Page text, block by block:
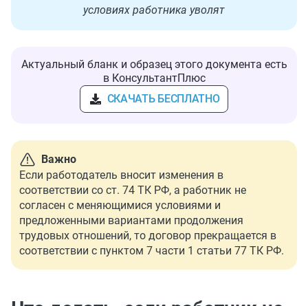
условиях работника уволят
Актуальный бланк и образец этого документа есть
в КонсультантПлюс
СКАЧАТЬ БЕСПЛАТНО
Важно
Если работодатель вносит изменения в
соответствии со ст. 74 ТК РФ, а работник не
согласен с меняющимися условиями и
предложенными вариантами продолжения
трудовых отношений, то договор прекращается в
соответствии с пунктом 7 части 1 статьи 77 ТК РФ.